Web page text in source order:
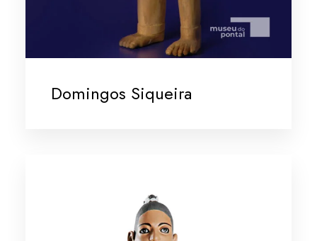
Domingos Siqueira